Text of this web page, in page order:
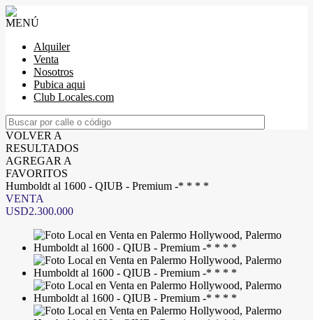
MENÚ
Alquiler
Venta
Nosotros
Pubica aqui
Club Locales.com
VOLVER A
RESULTADOS
AGREGAR A
FAVORITOS
Humboldt al 1600 - QIUB - Premium -* * * *
VENTA
USD2.300.000